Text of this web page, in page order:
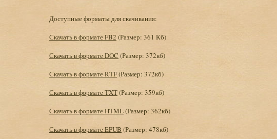
Доступные форматы для скачивания:
Скачать в формате FB2 (Размер: 361 Кб)
Скачать в формате DOC (Размер: 372кб)
Скачать в формате RTF(Размер: 372кб)
Скачать в формате TXT(Размер: 359кб)
Скачать в формате HTML(Размер: 362кб)
Скачать в формате EPUB (Размер: 478кб)